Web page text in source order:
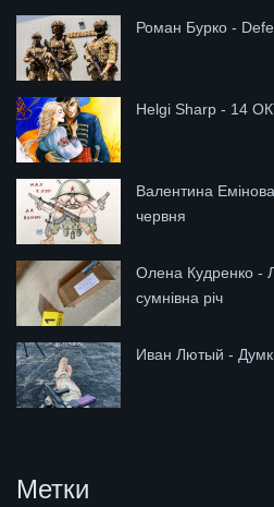
Роман Бурко -
Helgi Sharp - 14
Валентина
червня
Олена Кудренко -
сумнівна річ
Иван Лютый -
Метки